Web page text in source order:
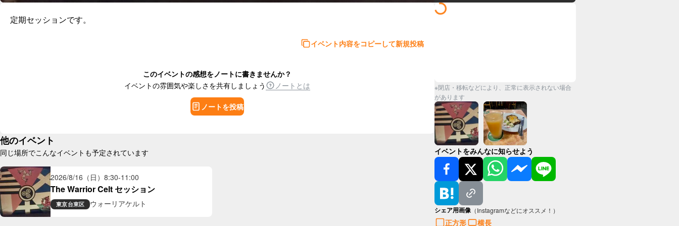
定期セッションです。
イベント内容をコピーして新規投稿
このイベントの感想をノートに書きませんか？
イベントの雰囲気や楽しさを共有しましょう
ノートとは
ノートを投稿
他のイベント
同じ場所でこんなイベントも予定されています
2026/8/16（日） 8:30-11:00
The Warrior Celt セッション
東京台東区 ウォーリアケルト
※閉店・移転などにより、正常に表示されない場合
があります
イベントをみんなに知らせよう
シェア用画像 （Instagramなどにオススメ！）
正方形 横長